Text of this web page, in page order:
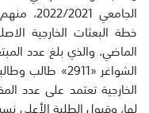
الماضي، والذي بلغ عدد
الشواغر «2911»
الخارجية تعتمد على عدد
لها، وقبول الطلبة الأعلى